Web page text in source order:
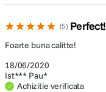
5 Perfect!
18/06/2020
Ist*** Pau*
Achizitie verificata
Foarte buna calitte!